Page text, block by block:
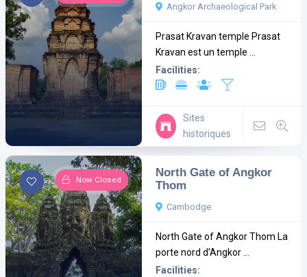
Angkor Archaeological Park
Prasat Kravan temple Prasat
Kravan est un temple ...
Facilities:
Sites
historiques
Now Closed
North Gate of Angkor
Thom
Cambodge
North Gate of Angkor Thom La
porte nord d’Angkor ...
Facilities: